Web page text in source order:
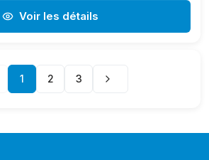
Voir les détails
1 2 3